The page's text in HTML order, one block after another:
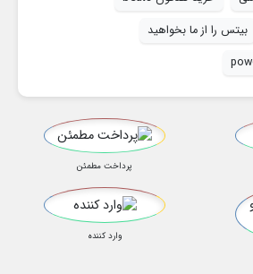
بیتس را از ما بخواهید
پرداخت مطمئن
وارد کننده